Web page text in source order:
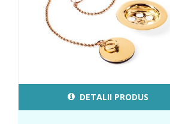
DETALII PRODUS